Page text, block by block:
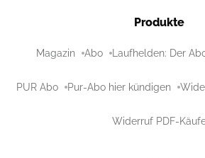
Produkte
Magazin Abo Laufhelden: Der
PUR Abo Pur-Abo hier kündigen
Widerruf PDF-